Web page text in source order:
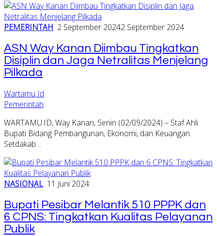
PEMERINTAH 2 September 20242 September 2024
ASN Way Kanan Diimbau Tingkatkan
Disiplin dan Jaga Netralitas Menjelang
Pilkada
Wartamu Id
Pemerintah
WARTAMU.ID, Way Kanan, Senin (02/09/2024) – Staf Ahli
Bupati Bidang Pembangunan, Ekonomi, dan Keuangan
Setdakab…
NASIONAL 11 Juni 2024
Bupati Pesibar Melantik 510 PPPK dan
6 CPNS: Tingkatkan Kualitas Pelayanan
Publik